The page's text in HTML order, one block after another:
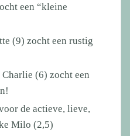
een “kleine
(9) zocht een rustig
(6) zocht een
de actieve, lieve,
Milo (2,5)